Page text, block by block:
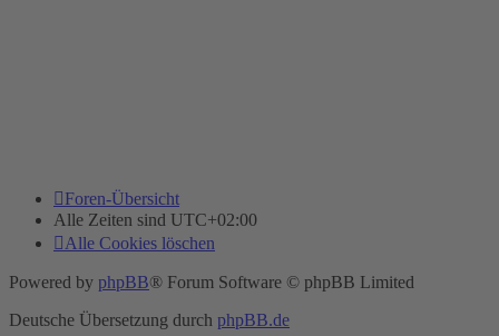
Foren-Übersicht
Alle Zeiten sind UTC+02:00
Alle Cookies löschen
Powered by phpBB® Forum Software © phpBB Limited
Deutsche Übersetzung durch phpBB.de